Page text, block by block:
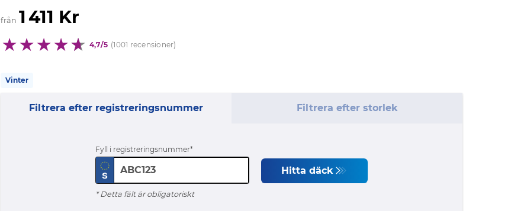
från 1 411 Kr
4,7/5 (1001 recensioner)
Vinter
Filtrera efter registreringsnummer Filtrera efter storlek
Fyll i registreringsnummer
* Detta fält är obligatoriskt
Hitta däck